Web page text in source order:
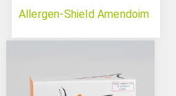
Allergen-Shield Amendoim